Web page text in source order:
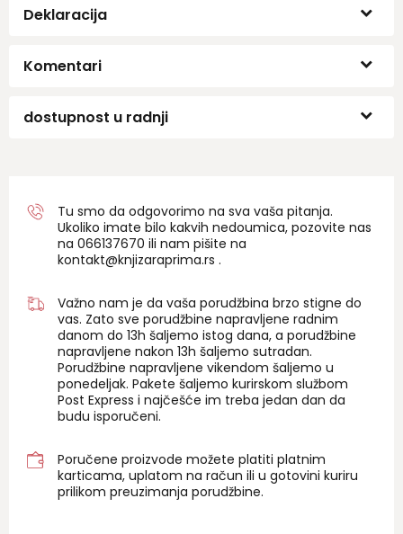
Deklaracija
Komentari
dostupnost u radnji
Tu smo da odgovorimo na sva vaša pitanja.
Ukoliko imate bilo kakvih nedoumica, pozovite nas
na 066137670 ili nam pišite na
kontakt@knjizaraprima.rs .
Važno nam je da vaša porudžbina brzo stigne do
vas. Zato sve porudžbine napravljene radnim
danom do 13h šaljemo istog dana, a porudžbine
napravljene nakon 13h šaljemo sutradan.
Porudžbine napravljene vikendom šaljemo u
ponedeljak. Pakete šaljemo kurirskom službom
Post Express i najčešće im treba jedan dan da
budu isporučeni.
Poručene proizvode možete platiti platnim
karticama, uplatom na račun ili u gotovini kuriru
prilikom preuzimanja porudžbine.